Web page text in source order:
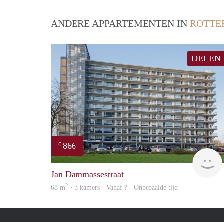
ANDERE APPARTEMENTEN IN
DELEN
€ 866
Jan Dammassestraat
68 m2 · 3 kamers · Vanaf ? - Onbepaalde tijd